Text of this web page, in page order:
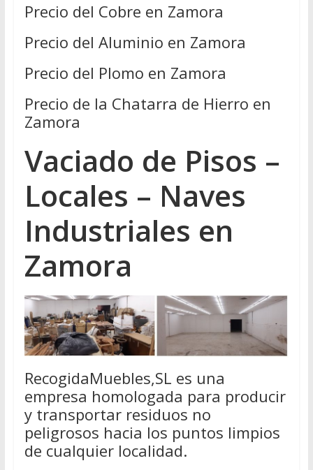
Precio del Cobre en Zamora
Precio del Aluminio en Zamora
Precio del Plomo en Zamora
Precio de la Chatarra de Hierro en
Zamora
Vaciado de Pisos –
Locales – Naves
Industriales en
Zamora
RecogidaMuebles,SL es una
empresa homologada para producir
y transportar residuos no
peligrosos hacia los puntos limpios
de cualquier localidad.